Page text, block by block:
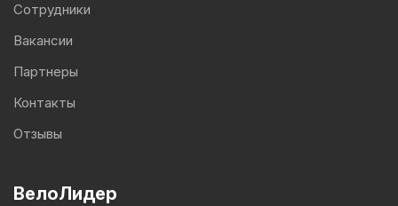
ВелоЛидер
Сотрудники
Вакансии
Партнеры
Контакты
Отзывы